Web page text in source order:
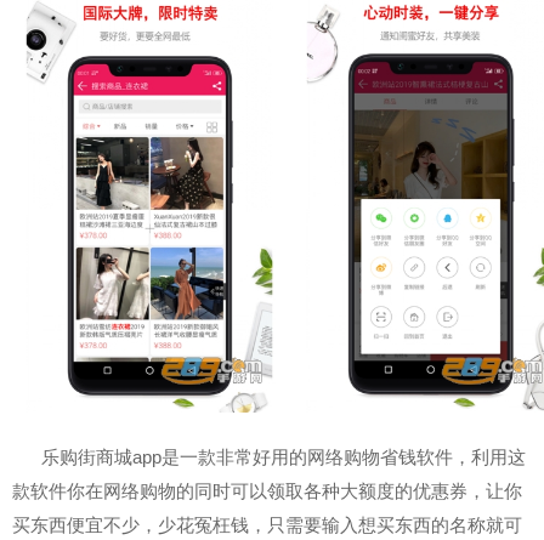
乐购街商城app是一款非常好用的网络购物省钱软件，利用这
款软件你在网络购物的同时可以领取各种大额度的优惠券，让你
买东西便宜不少，少花冤枉钱，只需要输入想买东西的名称就可